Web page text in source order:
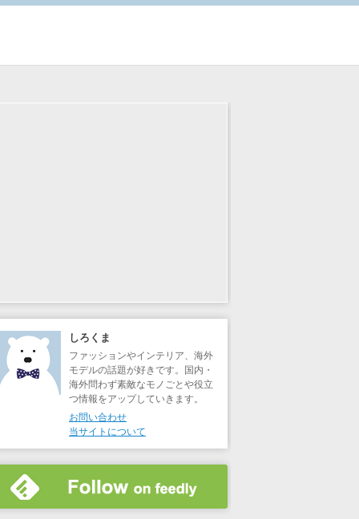
しろくま
ファッションやインテリア、海外
モデルの話題が好きです。国内・
海外問わず素敵なモノごとや役立
つ情報をアップしていきます。
お問い合わせ
当サイトについて